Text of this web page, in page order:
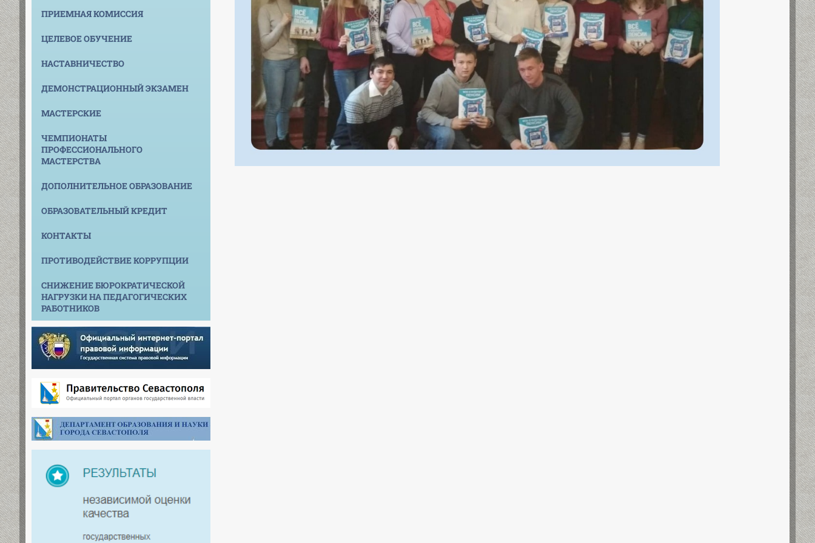
ПРИЕМНАЯ КОМИССИЯ
ЦЕЛЕВОЕ ОБУЧЕНИЕ
НАСТАВНИЧЕСТВО
ДЕМОНСТРАЦИОННЫЙ ЭКЗАМЕН
МАСТЕРСКИЕ
ЧЕМПИОНАТЫ
ПРОФЕССИОНАЛЬНОГО
МАСТЕРСТВА
ДОПОЛНИТЕЛЬНОЕ ОБРАЗОВАНИЕ
ОБРАЗОВАТЕЛЬНЫЙ КРЕДИТ
КОНТАКТЫ
ПРОТИВОДЕЙСТВИЕ КОРРУПЦИИ
СНИЖЕНИЕ БЮРОКРАТИЧЕСКОЙ
НАГРУЗКИ НА ПЕДАГОГИЧЕСКИХ
РАБОТНИКОВ